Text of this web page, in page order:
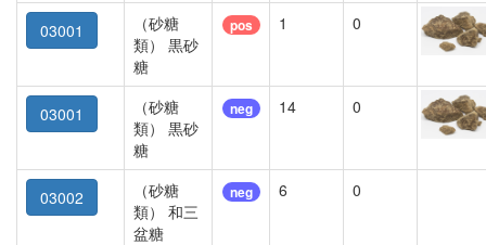
03001
（砂糖
類） 黒砂
糖
pos 1 0
03001
（砂糖
類） 黒砂
糖
neg 14 0
03002
（砂糖
類） 和三
盆糖
neg 6 0